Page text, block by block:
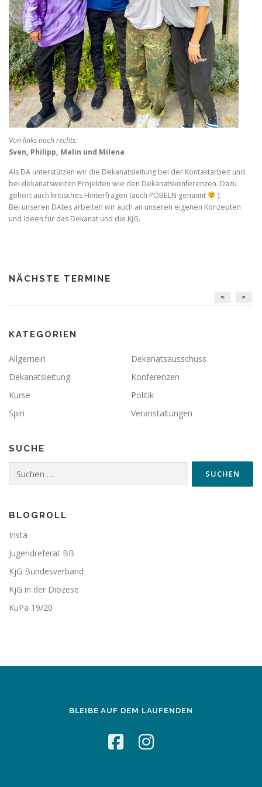
Von links nach rechts:
Sven, Philipp, Malin und Milena
Als DA unterstützen wir die Dekanatsleitung bei der Kontaktarbeit und
bei dekanatsweiten Projekten wie den Dekanatskonferenzen. Dazu
gehört auch kritisches Hinterfragen (auch PÖBELN genannt
).
Bei unseren DAtes arbeiten wir auch an unseren eigenen Konzepten
und Ideen für das Dekanat und die KjG.
NÄCHSTE TERMINE
< >
KATEGORIEN
Allgemein
Dekanatsausschuss
Dekanatsleitung
Konferenzen
Kurse
Politik
Spiri
Veranstaltungen
SUCHE
nach:
BLOGROLL
Insta
Jugendreferat BB
KjG Bundesverband
KjG in der Diözese
KuPa 19/20
BLEIBE AUF DEM LAUFENDEN